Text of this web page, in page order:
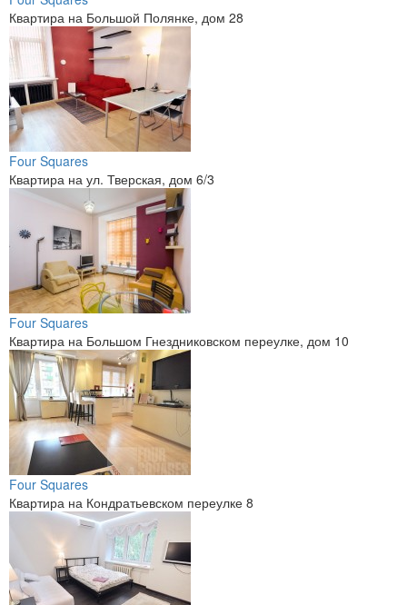
Квартира на Большой Полянке, дом 28
Four Squares
Квартира на ул. Тверская, дом 6/3
Four Squares
Квартира на Большом Гнездниковском переулке, дом 10
Four Squares
Квартира на Кондратьевском переулке 8